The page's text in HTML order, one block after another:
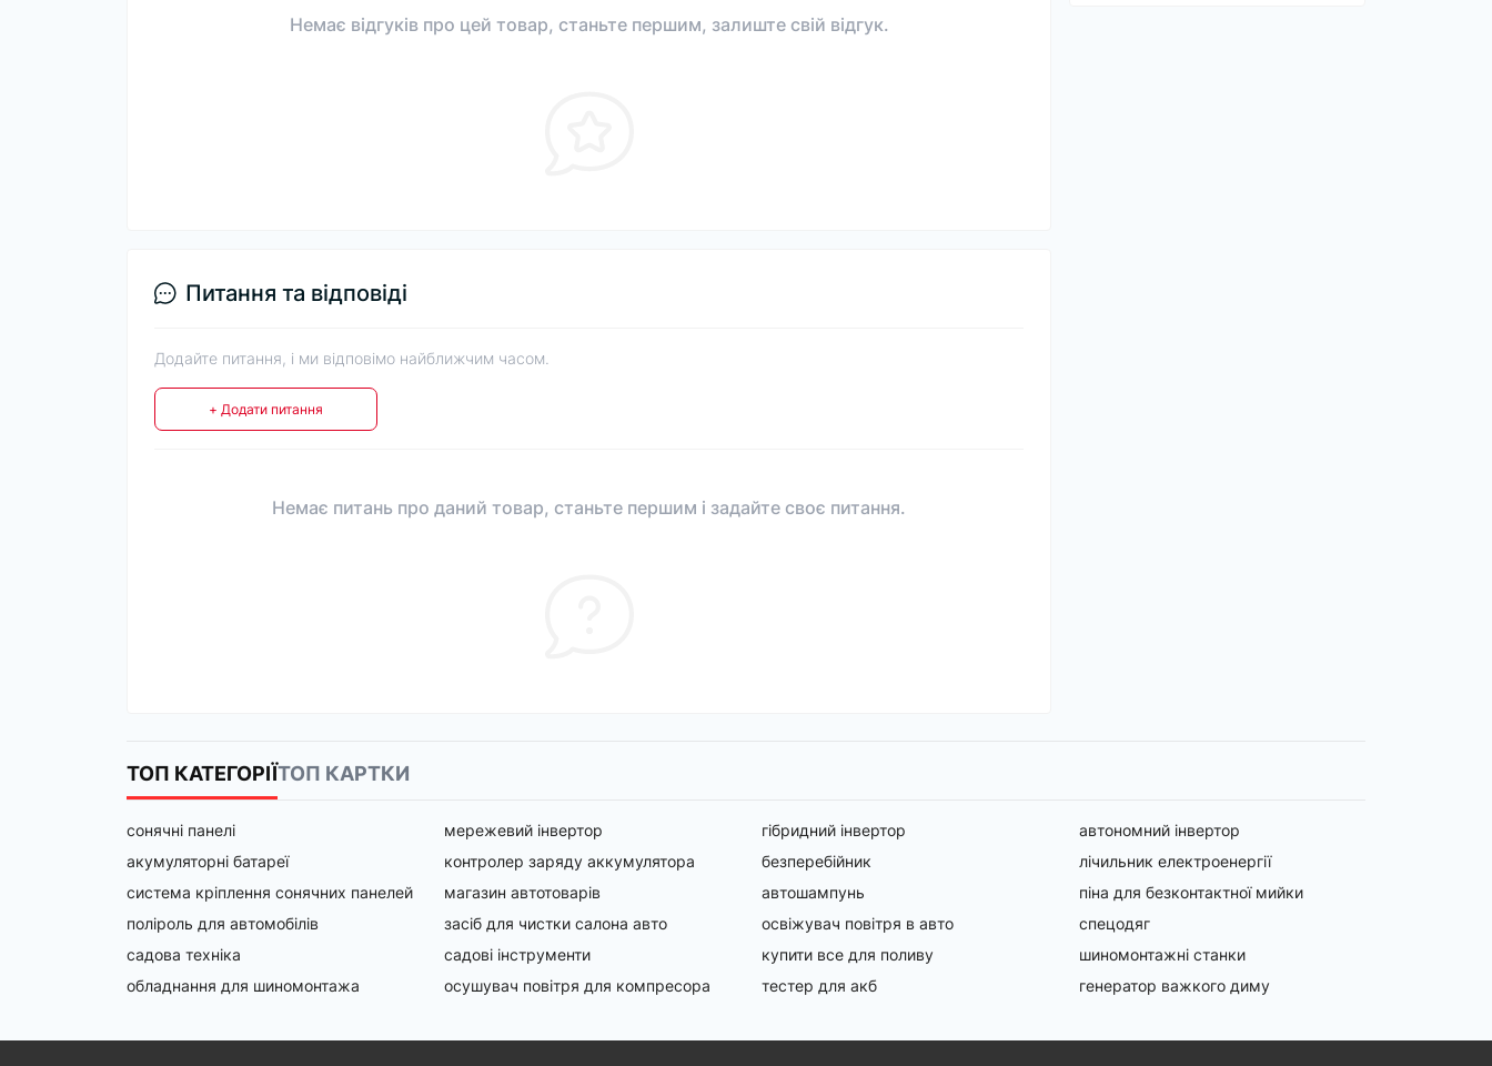
Немає відгуків про цей товар, станьте першим, залиште свій відгук.
Питання та відповіді
Додайте питання, і ми відповімо найближчим часом.
+ Додати питання
Немає питань про даний товар, станьте першим і задайте своє питання.
ТОП КАТЕГОРІЇТОП КАРТКИ
сонячні панелі мережевий інвертор гібридний інвертор
автономний інвертор
акумуляторні батареї
контролер заряду аккумулятора безперебійник
лічильник електроенергії
система кріплення сонячних панелей
магазин автотоварів автошампунь
піна для безконтактної мийки
поліроль для автомобілів
засіб для чистки салона авто освіжувач повітря в авто
спецодяг
садова техніка
садові інструменти купити все для поливу
шиномонтажні станки
обладнання для шиномонтажа
осушувач повітря для компресора тестер для акб генератор важкого диму